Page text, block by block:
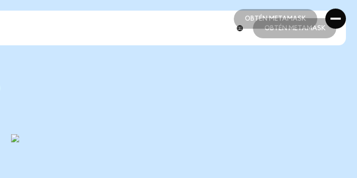
OBTÉN METAMASK
OBTÉN METAMASK
OBTÉN METAMASK